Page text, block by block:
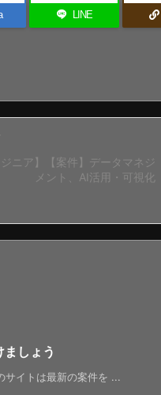
LINE
ジニア】【案件】データマネジ
メント、AI活用・可視化
しょう
イトは最新の案件を ...